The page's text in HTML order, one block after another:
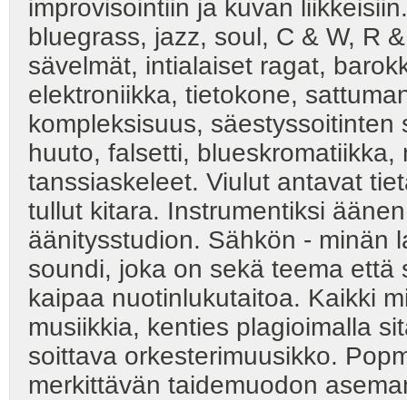
improvisointiin ja kuvan
bluegrass, jazz, soul, C & W, R
sävelmät, intialaiset ragat,
elektroniikka, tietokone,
kompleksisuus,
huuto, falsetti,
tanssiaskeleet. Viulut antavat
tullut kitara. Instrumentiksi
äänitysstudion. Sähkön - minän
soundi, joka on sekä teema
kaipaa nuotinlukutaitoa. Kaikki
musiikkia, kenties plagioimalla
soittava orkesterimuusikko.
merkittävän taidemuodon